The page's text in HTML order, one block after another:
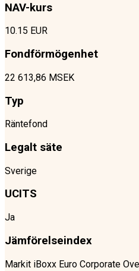
NAV-kurs
10.15 EUR
Fondförmögenhet
22 613,86 MSEK
Typ
Räntefond
Legalt säte
Sverige
UCITS
Ja
Jämförelseindex
Markit iBoxx Euro Corporate